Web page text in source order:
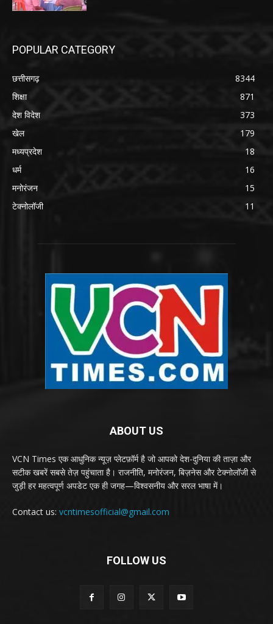
POPULAR CATEGORY
छत्तीसगढ़
8344
शिक्षा
871
देश विदेश
373
खेल
179
मध्यप्रदेश
18
धर्म
16
मनोरंजन
15
टेक्नोलॉजी
11
ABOUT US
VCN Times एक आधुनिक न्यूज़ प्लेटफ़ॉर्म है जो आपको देश-दुनिया की ताज़ा और
सटीक खबरें सबसे तेज़ पहुंचाता है। राजनीति, मनोरंजन, बिज़नेस और टेक्नोलॉजी से
जुड़ी हर महत्वपूर्ण अपडेट एक ही जगह—विश्वसनीय और सरल भाषा में।
Contact us: vcntimesofficial@gmail.com
FOLLOW US